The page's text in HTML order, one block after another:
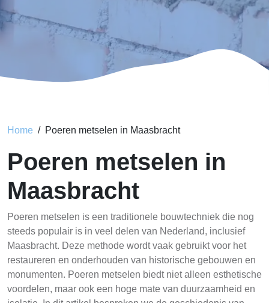
Home Poeren metselen in Maasbracht
Poeren metselen in
Maasbracht
Poeren metselen is een traditionele bouwtechniek die nog
steeds populair is in veel delen van Nederland, inclusief
Maasbracht. Deze methode wordt vaak gebruikt voor het
restaureren en onderhouden van historische gebouwen en
monumenten. Poeren metselen biedt niet alleen esthetische
voordelen, maar ook een hoge mate van duurzaamheid en